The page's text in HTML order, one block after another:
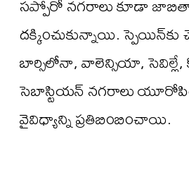
దక్కించుకున్నాయి.
బార్సిలోనా, వాలెన్సియా,
సెబాస్టియన్ నగరాలు
వైవిధ్యాన్ని ప్రతిబింబించాయి.